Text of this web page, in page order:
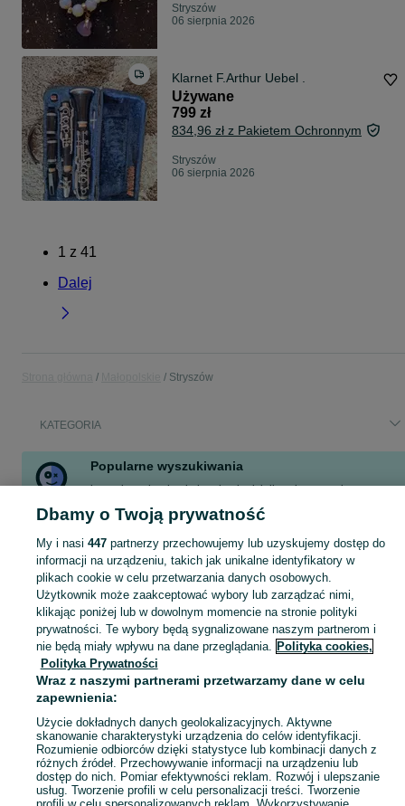
Stryszów
06 sierpnia 2026
Klarnet F.Arthur Uebel .
Używane
799 zł
834,96 zł z Pakietem Ochronnym
Stryszów
06 sierpnia 2026
1 z 41
Dalej
Stryszów
KATEGORIA
Popularne wyszukiwania
komoda malm kupię las kupię działkę drewno vivaro
buda dla psa
buda praca kierowca kat b
Zobacz Więcej
Skorzystaj z największego serwisu ogłoszeniowego - Stryszów i okolice! Kupuj to, czego pragniesz i sprzedawaj to, czego już nie potrzebujesz!
Mapa kategorii
Mapa miejscowości
Mapa ministron
Popularne wyszukiwania
Dbamy o Twoją prywatność
My i nasi 447partnerzy przechowujemy lub uzyskujemy dostęp do
informacji na urządzeniu, takich jak unikalne identyfikatory w
plikach cookie w celu przetwarzania danych osobowych.
Użytkownik może zaakceptować wybory lub zarządzać nimi,
klikając poniżej lub w dowolnym momencie na stronie polityki
prywatności. Te wybory będą sygnalizowane naszym partnerom i
nie będą miały wpływu na dane przeglądania. Polityka cookies,
Polityka Prywatności
Wraz z naszymi partnerami przetwarzamy dane w celu
zapewnienia:
Użycie dokładnych danych geolokalizacyjnych. Aktywne
skanowanie charakterystyki urządzenia do celów identyfikacji.
Rozumienie odbiorców dzięki statystyce lub kombinacji danych z
różnych źródeł. Przechowywanie informacji na urządzeniu lub
dostęp do nich. Pomiar efektywności reklam. Rozwój i ulepszanie
usług. Tworzenie profili w celu personalizacji treści. Tworzenie